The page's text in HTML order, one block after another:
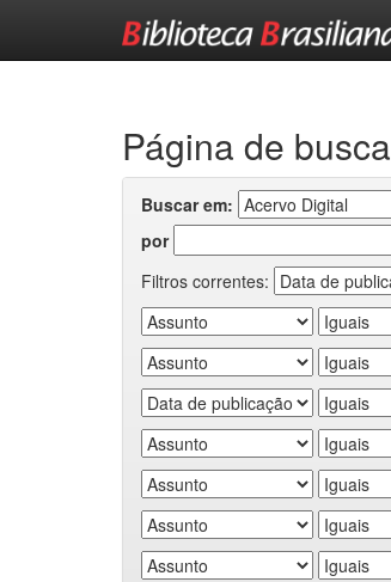
Página de busca
Buscar em:
por
Filtros correntes: